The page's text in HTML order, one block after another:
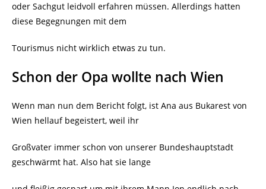
oder Sachgut leidvoll erfahren müssen. Allerdings hatten
diese Begegnungen mit dem
Tourismus nicht wirklich etwas zu tun.
Schon der Opa wollte nach Wien
Wenn man nun dem Bericht folgt, ist Ana aus Bukarest von
Wien hellauf begeistert, weil ihr
Großvater immer schon von unserer Bundeshauptstadt
geschwärmt hat. Also hat sie lange